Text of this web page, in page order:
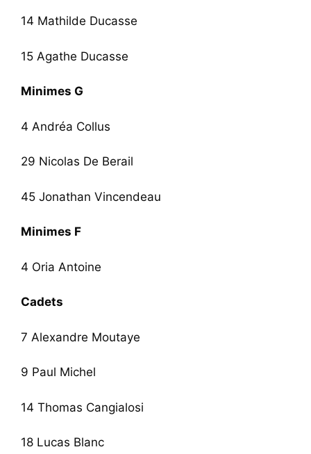
14 Mathilde Ducasse
15 Agathe Ducasse
Minimes G
4 Andréa Collus
29 Nicolas De Berail
45 Jonathan Vincendeau
Minimes F
4 Oria Antoine
Cadets
7 Alexandre Moutaye
9 Paul Michel
14 Thomas Cangialosi
18 Lucas Blanc